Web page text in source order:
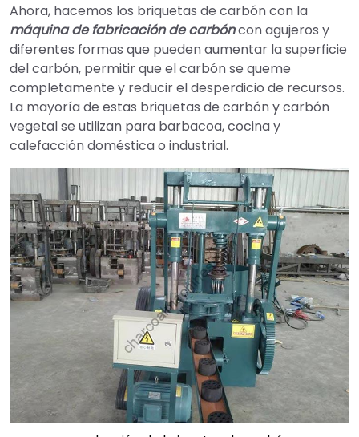
Ahora, hacemos los briquetas de carbón con la
máquina de fabricación de carbóncon agujeros y
diferentes formas que pueden aumentar la superficie
del carbón, permitir que el carbón se queme
completamente y reducir el desperdicio de recursos.
La mayoría de estas briquetas de carbón y carbón
vegetal se utilizan para barbacoa, cocina y
calefacción doméstica o industrial.